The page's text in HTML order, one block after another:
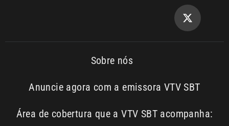
Entre em contato com a VTV News
Copyright © 2026. Todos os
direitos reservados | Empresa de
01.773.119.0001-60